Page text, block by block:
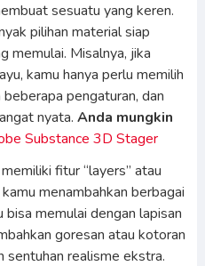
sesuatu yang keren.
pilihan material siap
memulai. Misalnya, jika
kamu hanya perlu memilih
pengaturan, dan
nyata. Anda mungkin
Substance 3D Stager
fitur “layers” atau
menambahkan berbagai
memulai dengan lapisan
goresan atau kotoran
sentuhan realisme ekstra.